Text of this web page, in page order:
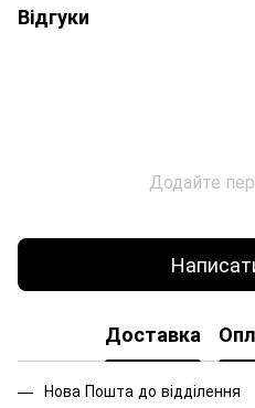
Відгуки
Додайте
Доставка
Нова Пошта до відділення